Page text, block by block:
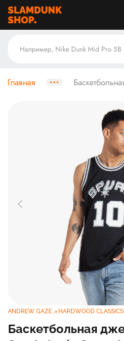
Главная
ANDREW GAZE HARDWOOD CLASSICS
Баскетбольная